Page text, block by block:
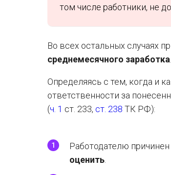
том числе работники, не
Во всех остальных случаях
среднемесячного заработка
Определяясь с тем, когда и
ответственности за
(ч. 1 ст. 233, ст. 238 ТК РФ):
Работодателю причинен
оценить